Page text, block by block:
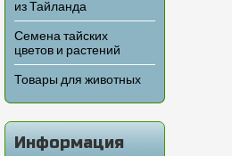
из Тайланда
Семена тайских
цветов и растений
Товары для животных
Информация